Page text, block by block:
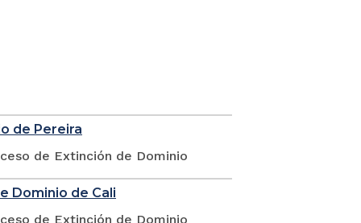
de Pereira
de Extinción de Dominio
Dominio de Cali
de Extinción de Dominio